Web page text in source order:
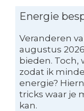
Energie
Veranderen
augustus
bieden. Toch,
zodat ik
energie?
tricks waar je
kan.